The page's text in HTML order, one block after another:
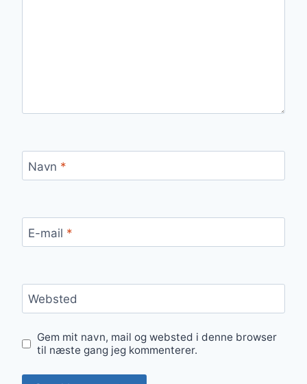
Navn *
E-mail *
Websted
Gem mit navn, mail og websted i denne browser
til næste gang jeg kommenterer.